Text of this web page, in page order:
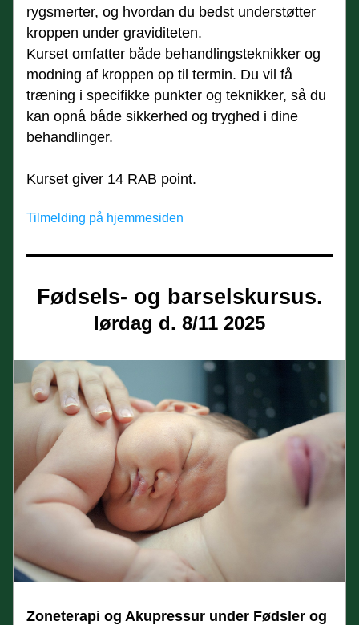
rygsmerter, og hvordan du bedst understøtter
kroppen under graviditeten.
Kurset omfatter både behandlingsteknikker og
modning af kroppen op til termin. Du vil få
træning i specifikke punkter og teknikker, så du
kan opnå både sikkerhed og tryghed i dine
behandlinger.
Kurset giver 14 RAB point.
Tilmelding på hjemmesiden
Fødsels- og barselskursus.
lørdag d. 8/11 2025
Zoneterapi og Akupressur under Fødsler og